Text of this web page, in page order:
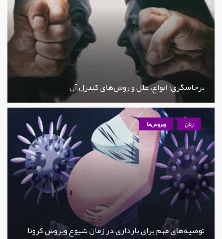
پرخاشگری؛ انواع، علل و روش‌های کنترل آن
زنان ویروس‌ها
توصیه‌های مهم برای بارداری در زمان شیوع ویروس کرونا